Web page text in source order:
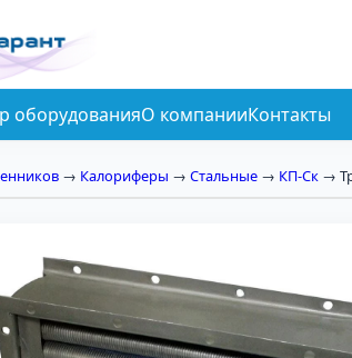
оборудованияО компанииКонтакты
→ Калориферы → Стальные → КП-Ск →